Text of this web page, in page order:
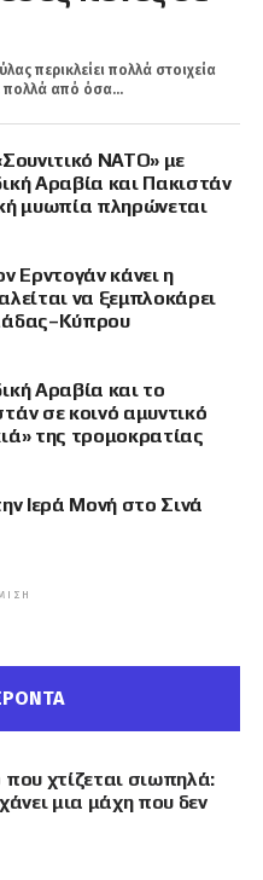
περικλείει πολλά στοιχεία
πολλά από όσα...
ΝΑΤΟ» με
Αραβία και Πακιστάν
μυωπία πληρώνεται
Ερντογάν κάνει η
να ξεμπλοκάρει
Αραβία και το
σε κοινό αμυντικό
της τρομοκρατίας
Ιερά Μονή στο Σινά
που χτίζεται σιωπηλά:
μια μάχη που δεν